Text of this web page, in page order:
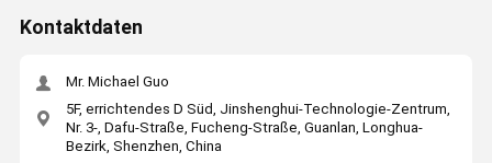
Kontaktdaten
Mr. Michael Guo
5F, errichtendes D Süd, Jinshenghui-Technologie-Zentrum,
Nr. 3-, Dafu-Straße, Fucheng-Straße, Guanlan, Longhua-
Bezirk, Shenzhen, China